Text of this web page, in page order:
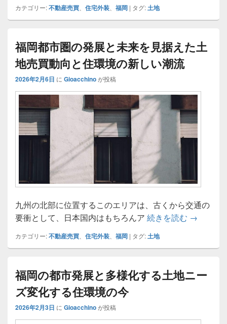
カテゴリー:不動産売買 住宅外装 福岡 | タグ:土地
福岡都市圏の発展と未来を見据えた土
地売買動向と住環境の新しい潮流
2026年2月6日 に Gioacchinoが投稿
九州の北部に位置するこのエリアは、古くから交通の
要衝として、日本国内はもちろんア 続きを読む 福岡都市
→
カテゴリー:不動産売買 住宅外装 福岡 | タグ: 土地
福岡の都市発展と多様化する土地ニー
ズ変化する住環境の今
2026年2月3日 に Gioacchinoが投稿